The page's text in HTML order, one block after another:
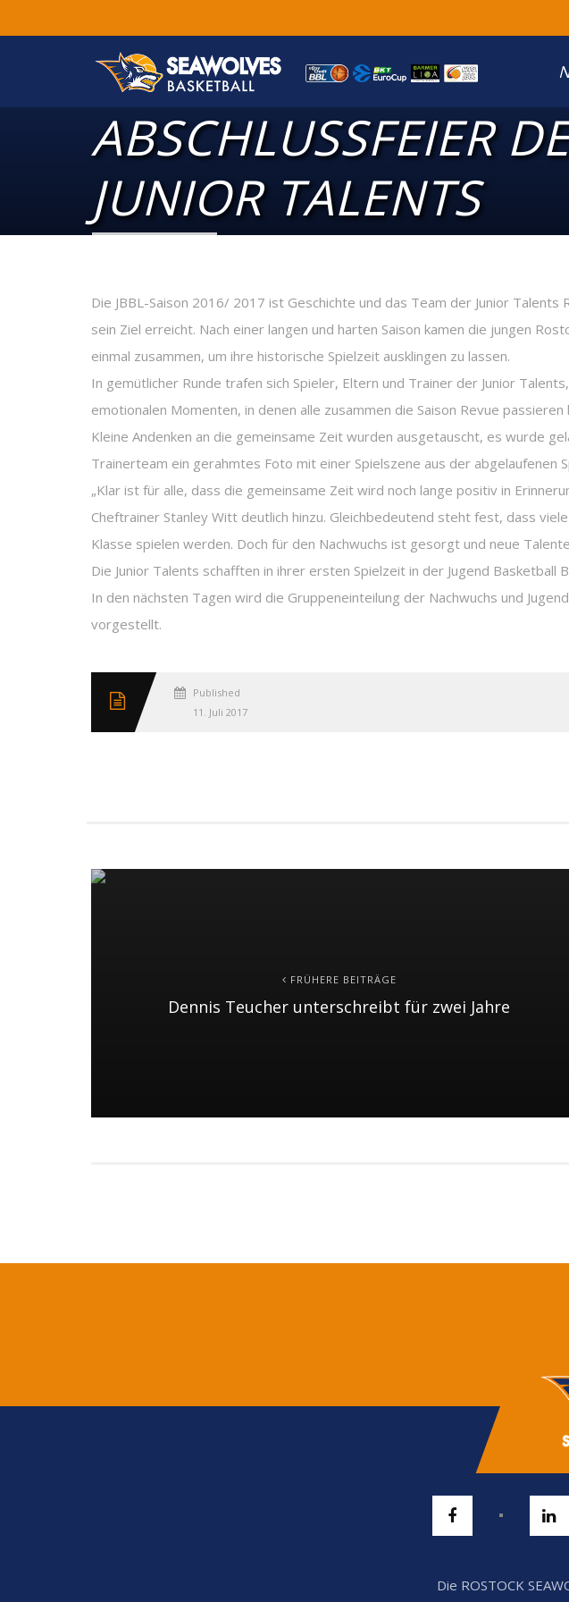
ABSCHLUSSFEIER
JUNIOR TALENTS
Die JBBL-Saison 2016/ 2017 ist Geschichte und das Team der Junior Talents
sein Ziel erreicht. Nach einer langen und harten Saison kamen die jungen
einmal zusammen, um ihre historische Spielzeit ausklingen zu lassen.
In gemütlicher Runde trafen sich Spieler, Eltern und Trainer der Junior
emotionalen Momenten, in denen alle zusammen die Saison Revue
Kleine Andenken an die gemeinsame Zeit wurden ausgetauscht, es wurde
Trainerteam ein gerahmtes Foto mit einer Spielszene aus der abgelaufenen
„Klar ist für alle, dass die gemeinsame Zeit wird noch lange positiv in
Cheftrainer Stanley Witt deutlich hinzu. Gleichbedeutend steht fest, dass
Klasse spielen werden. Doch für den Nachwuchs ist gesorgt und neue
Die Junior Talents schafften in ihrer ersten Spielzeit in der Jugend
In den nächsten Tagen wird die Gruppeneinteilung der Nachwuchs und
vorgestellt.
Published
11. Juli 2017
FRÜHERE BEITRÄGE
Dennis Teucher unterschreibt für zwei Jahre
Die ROSTOCK